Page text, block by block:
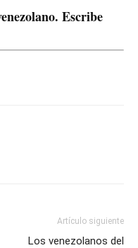
Escribe
Artículo siguiente
Los venezolanos del